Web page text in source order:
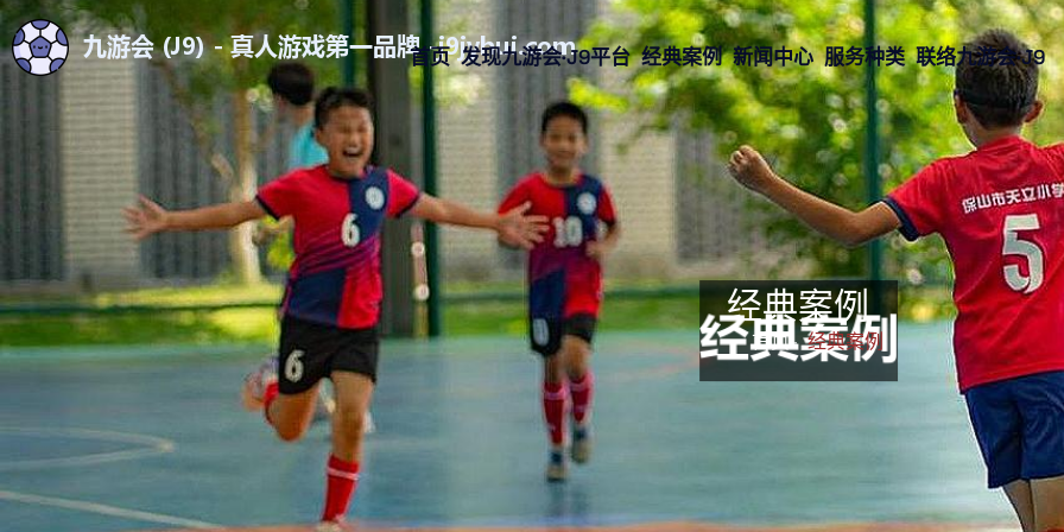
首页 发现九游会·J9平台 经典案例 新闻中心 服务种类 联络九游会·J9
经典案例
首页- 经典案例